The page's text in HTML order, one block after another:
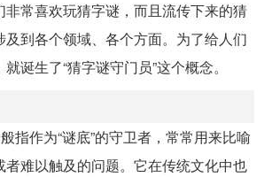
非常喜欢玩猜字谜，而且流传下来的猜
到各个领域、各个方面。为了给人们
诞生了“猜字谜守门员”这个概念。
指作为“谜底”的守卫者，常常用来比喻
者难以触及的问题。它在传统文化中也